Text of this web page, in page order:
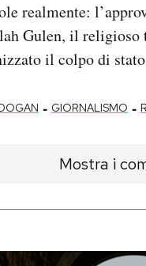
realmente:
Gulen, il religioso
il colpo di
- GIORNALISMO -
Mostra i